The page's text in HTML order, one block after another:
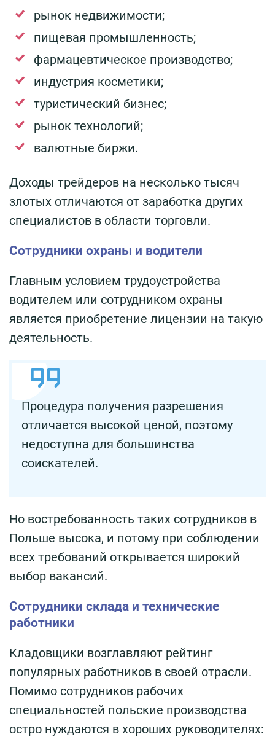
рынок недвижимости;
пищевая промышленность;
фармацевтическое производство;
индустрия косметики;
туристический бизнес;
рынок технологий;
валютные биржи.
Доходы трейдеров на несколько тысяч
злотых отличаются от заработка других
специалистов в области торговли.
Сотрудники охраны и водители
Главным условием трудоустройства
водителем или сотрудником охраны
является приобретение лицензии на такую
деятельность.
Процедура получения разрешения
отличается высокой ценой, поэтому
недоступна для большинства
соискателей.
Но востребованность таких сотрудников в
Польше высока, и потому при соблюдении
всех требований открывается широкий
выбор вакансий.
Сотрудники склада и технические
работники
Кладовщики возглавляют рейтинг
популярных работников в своей отрасли.
Помимо сотрудников рабочих
специальностей польские производства
остро нуждаются в хороших руководителях: